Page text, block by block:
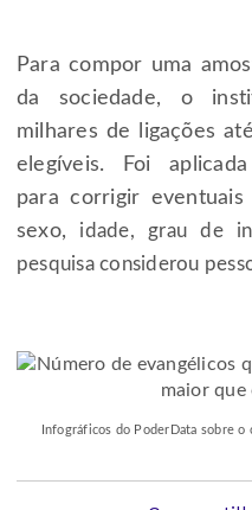
Para compor uma
da sociedade, o
milhares de ligações
elegíveis. Foi
para corrigir eventuais
sexo, idade, grau de
pesquisa considerou
Infográficos do PoderData sobre o